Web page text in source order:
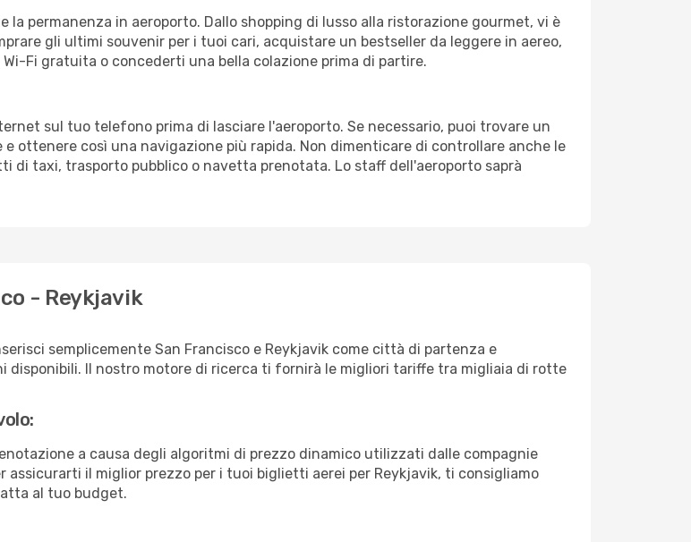
permanenza in aeroporto. Dallo shopping di lusso alla ristorazione gourmet, vi è
gli ultimi souvenir per i tuoi cari, acquistare un bestseller da leggere in aereo,
Fi gratuita o concederti una bella colazione prima di partire.
sul tuo telefono prima di lasciare l'aeroporto. Se necessario, puoi trovare un
ottenere così una navigazione più rapida. Non dimenticare di controllare anche le
di taxi, trasporto pubblico o navetta prenotata. Lo staff dell'aeroporto saprà
- Reykjavik
semplicemente San Francisco e Reykjavik come città di partenza e
disponibili. Il nostro motore di ricerca ti fornirà le migliori tariffe tra migliaia di rotte
a causa degli algoritmi di prezzo dinamico utilizzati dalle compagnie
assicurarti il miglior prezzo per i tuoi biglietti aerei per Reykjavik, ti consigliamo
al tuo budget.